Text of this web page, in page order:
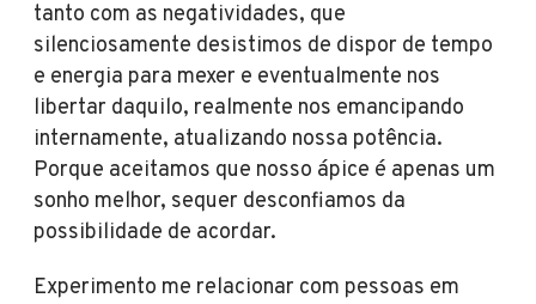
tanto com as negatividades, que
silenciosamente desistimos de dispor de tempo
e energia para mexer e eventualmente nos
libertar daquilo, realmente nos emancipando
internamente, atualizando nossa potência.
Porque aceitamos que nosso ápice é apenas um
sonho melhor, sequer desconfiamos da
possibilidade de acordar.
Experimento me relacionar com pessoas em